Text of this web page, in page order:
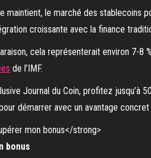
maintient, le marché des stablecoins
croissante avec la finance
cela représenterait environ 7-8
de l’IMF.
Journal du Coin, profitez
démarrer avec un avantage
bonus